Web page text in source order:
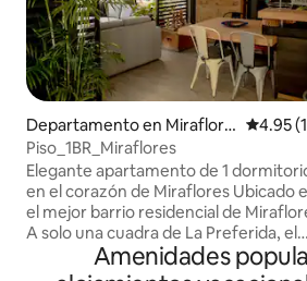
Departamento en Miraflore
s
4.95
Piso_1BR_Miraflores
Elegante apartamento de 1
en el corazón de Miraflores Ubicado en
el mejor barrio residencial de
A solo una cuadra de La Preferida, el
mejor lugar de mariscos de la ciudad y
cerca de las mejores cafeterías. Un
Amenidades